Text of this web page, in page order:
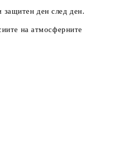
защитен ден след ден.
на атмосферните